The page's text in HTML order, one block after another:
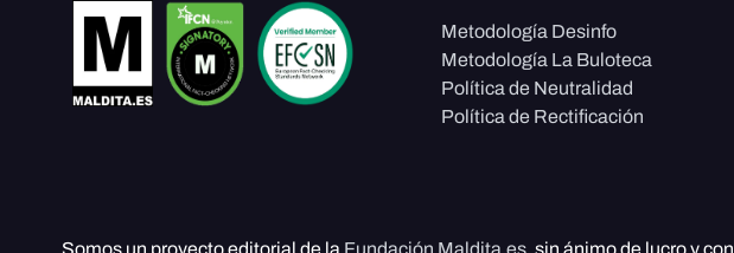
Metodología Desinfo
Metodología La Buloteca
Política de Neutralidad
Política de Rectificación
Somos un proyecto editorial de la Fundación Maldita.es , sin ánimo de lucro y con